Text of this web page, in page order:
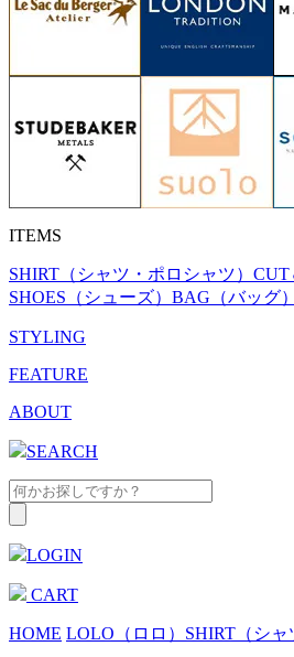
ITEMS
SHIRT（シャツ・ポロシャツ） CUT
SHOES（シューズ） BAG（バッグ）
STYLING
FEATURE
ABOUT
SEARCH
LOGIN
CART
HOME LOLO（ロロ） SHIRT（シャ